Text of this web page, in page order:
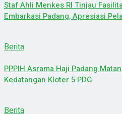
Staf Ahli Menkes RI Tinjau
Embarkasi Padang, Apresiasi
Berita
PPPIH Asrama Haji Padang
Kedatangan Kloter 5 PDG
Berita